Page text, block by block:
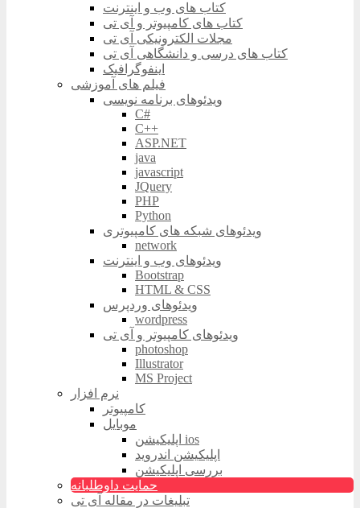
کتاب های وب و اینترنت
کتاب های کامپیوتر و آی تی
مجلات الکترونیکی آی تی
کتاب های درسی و دانشگاهی آی تی
اینفوگرافیک
فیلم های آموزشی
ویدئوهای برنامه نویسی
C#
C++
ASP.NET
java
javascript
JQuery
PHP
Python
ویدئوهای شبکه های کامپیوتری
network
ویدئوهای وب و اینترنت
Bootstrap
HTML & CSS
ویدئوهای وردپرس
wordpress
ویدئوهای کامپیوتر و آی تی
photoshop
Illustrator
MS Project
نرم افزار
کامپیوتر
موبایل
اپلیکیشن ios
اپلیکیشن اندروید
بررسی اپلیکیشن
حمایت داوطلبانه
تبلیغات در مقاله آی تی